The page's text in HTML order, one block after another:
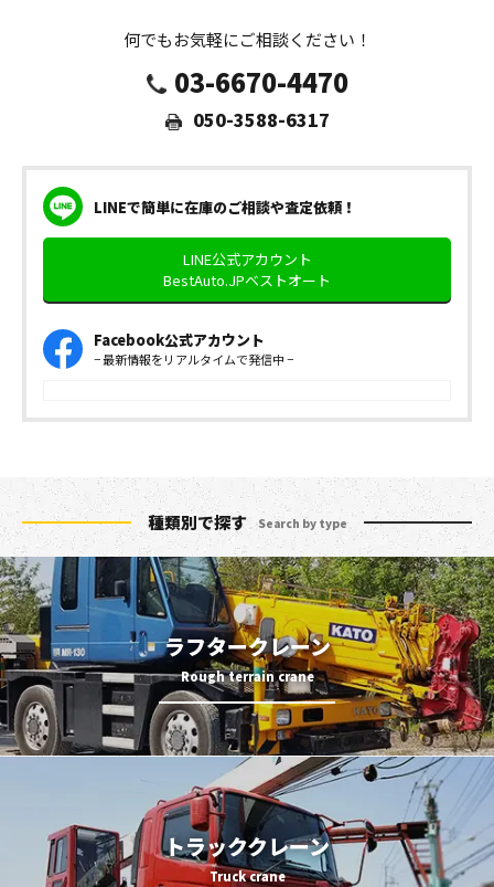
何でもお気軽にご相談ください！
03-6670-4470
050-3588-6317
LINEで簡単に在庫のご相談や査定依頼！
LINE公式アカウント
BestAuto.JPベストオート
Facebook公式アカウント
− 最新情報をリアルタイムで発信中 −
種類別で探す Search by type
ラフタークレーン
トラッククレーン